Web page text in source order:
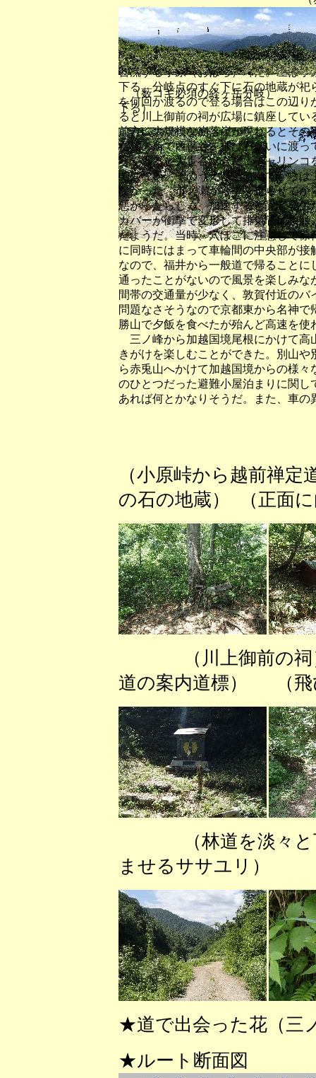
赤兎山三角点広場は狭く、山頂で鳩
示のある大船山を左に分けるが、２
きに赤兎山分岐からスズタケの繁茂
想されるルートだ。時々、大長山を
合流する小原（おはら）峠だ。左は
下る。分岐点のすぐ下に石の地蔵が
を何回か渡るので登る場合はこの辺
ると川上御前の祠が広場に鎮座して
前方に大規模な崩落崖が現れるとそ
標柱の所で西俣谷を飛び石伝いに渡
らく下ると大長谷出合だ。チャリン
ではない、そのうえ県道に出てから
なかった。市ノ瀬から車を走らせて
悪かったらしく、加速すると異音発
カバーが衝撃で変形して排気管に接
たようだ。当時、穴ぼこに注意して
に同時にはまって車輪間の中央部が
なので、福井から一般道で帰ること
通ったことがないので風景を楽しみ
間帯の交通量が少なく、敦賀付近の
問題なさそうなので京都東から名神
勝山で夕飯を食べたが殆んど高速を使
三ノ峰から加越国境尾根にかけて高
きがけを楽しむことができた。別山
ら赤兎山へかけて加越国境からの様
のひとつだった避難小屋泊まりに関
あれば何とかなりそうだ。また、車
（薮コギ必須の経ヶ岳分岐
下る）
（小原峠から越前禅
の石の地蔵） （正面
（川上御前の
道の案内道標） （飛
（林道を淡々と
ませるササユリ）
★道で出会った花（三
★ルート断面図